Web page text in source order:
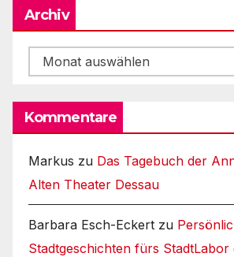
Archiv
Archiv
Kommentare
Markus zu Das Tagebuch der
Alten Theater Dessau
Barbara Esch-Eckert zu
Stadtgeschichten fürs StadtLabor